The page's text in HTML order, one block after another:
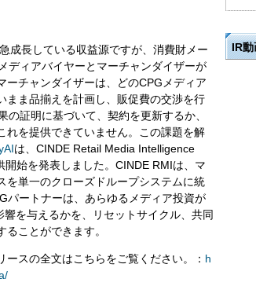
成長している収益源ですが、消費財メー
ディアバイヤーとマーチャンダイザーが
ーチャンダイザーは、どのCPGメディア
まま品揃えを計画し、販促費の交渉を行
証明に基づいて、契約を更新するか、
れを提供できていません。この課題を解
は、CINDE Retail Media Intelligence
開始を発表しました。CINDE RMIは、マ
を単一のクローズドループシステムに統
パートナーは、あらゆるメディア投資が
を与えるかを、リセットサイクル、共同
ことができます。
スの全文はこちらをご覧ください。： h
IR動